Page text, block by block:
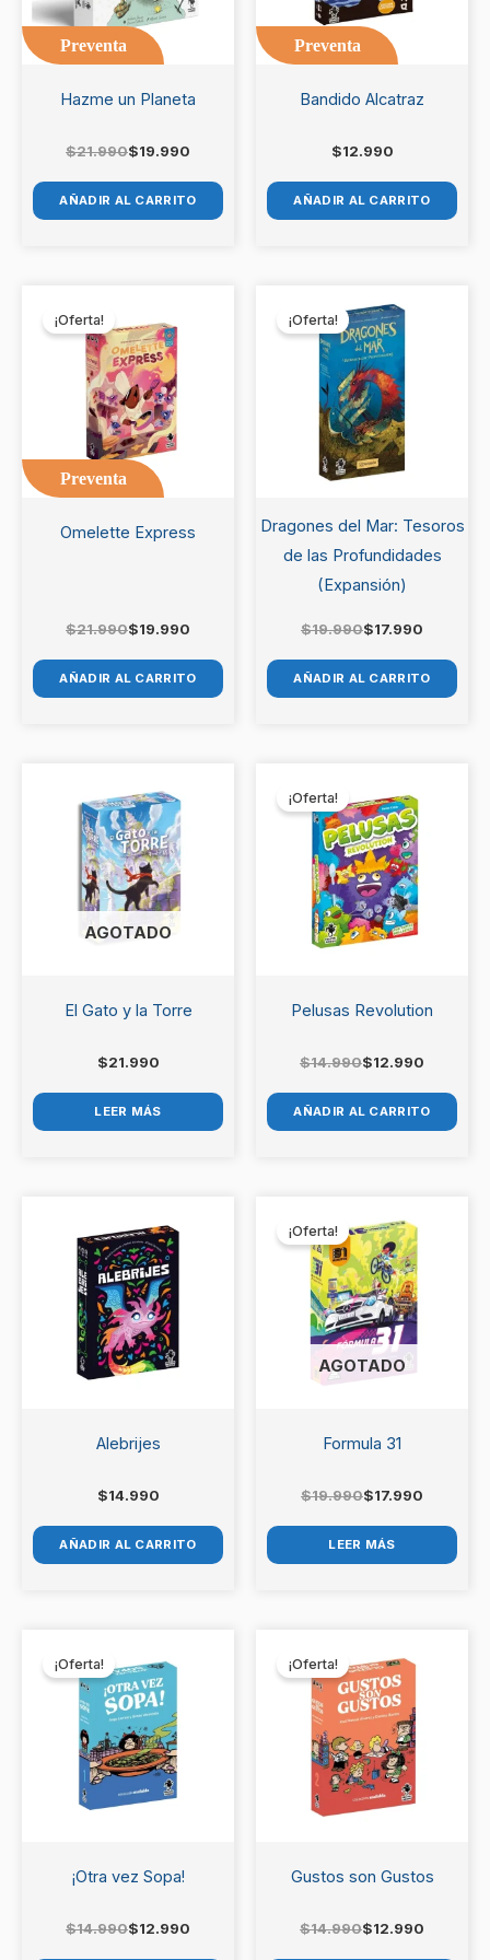
Preventa
Hazme un Planeta
$21.990$19.990
AÑADIR AL CARRITO
Preventa
Bandido Alcatraz
$12.990
AÑADIR AL CARRITO
Preventa
¡Oferta!
Omelette Express
$21.990
original
era:
$21.990.
$19.990
actual
es:
$19.990.
AÑADIR AL CARRITO
¡Oferta!
Dragones del Mar: Tesoros
de las Profundidades
(Expansión)
$19.990
precio
original
era:
$19.990.
$17.990
precio
actual
es:
$17.990.
AÑADIR AL CARRITO
AGOTADO
El Gato y la Torre
$21.990
LEER MÁS
¡Oferta!
Pelusas Revolution
$14.990
original
era:
$14.990.
$12.990
actual
es:
$12.990.
AÑADIR AL CARRITO
Alebrijes
$14.990
AÑADIR AL CARRITO
AGOTADO
¡Oferta!
Formula 31
$19.990
precio
original
era:
$19.990.
$17.990
precio
actual
es:
$17.990.
LEER MÁS
¡Oferta!
¡Otra vez Sopa!
$14.990
original
era:
$14.990.
$12.990
actual
es:
$12.990.
¡Oferta!
Gustos son Gustos
$14.990
precio
original
era:
$14.990.
$12.990
precio
actual
es:
$12.990.